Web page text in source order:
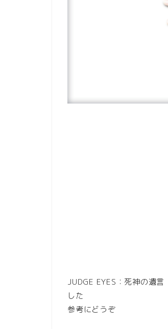
JUDGE EYES：死神の遺
した
参考にどうぞ